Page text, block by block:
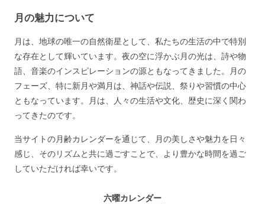
月の魅力について
月は、地球の唯一の自然衛星として、私たちの生活の中で特別
な存在として輝いています。夜の空に浮かぶ月の光は、詩や物
語、音楽のインスピレーションの源ともなってきました。月の
フェーズ、特に新月や満月は、神話や伝説、祭りや習慣の中心
ともなっています。月は、人々の生活や文化、歴史に深く関わ
ってきたのです。
当サイトの月齢カレンダーを通じて、月の美しさや魅力を日々
感じ、そのリズムと共に過ごすことで、より豊かな時間を過ご
していただければ幸いです。
六曜カレンダー